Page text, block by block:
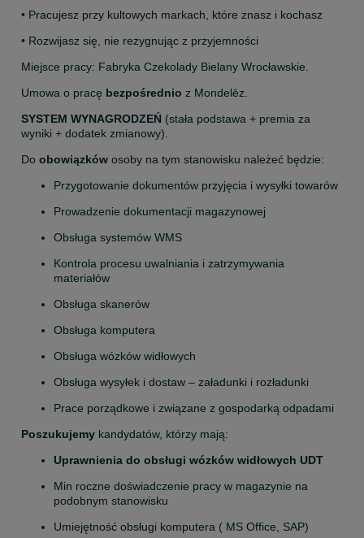
• Pracujesz przy kultowych markach, które znasz i kochasz
• Rozwijasz się, nie rezygnując z przyjemności
Miejsce pracy: Fabryka Czekolady Bielany Wrocławskie.
Umowa o pracę bezpośrednio z Mondelēz.
SYSTEM WYNAGRODZEŃ (stała podstawa + premia za
wyniki + dodatek zmianowy).
Do obowiązków osoby na tym stanowisku należeć będzie:
Przygotowanie dokumentów przyjęcia i wysyłki towarów
Prowadzenie dokumentacji magazynowej
Obsługa systemów WMS
Kontrola procesu uwalniania i zatrzymywania
materiałów
Obsługa skanerów
Obsługa komputera
Obsługa wózków widłowych
Obsługa wysyłek i dostaw – załadunki i rozładunki
Prace porządkowe i związane z gospodarką odpadami
Poszukujemy kandydatów, którzy mają:
Uprawnienia do obsługi wózków widłowych UDT
Min roczne doświadczenie pracy w magazynie na
podobnym stanowisku
Umiejętność obsługi komputera ( MS Office, SAP)